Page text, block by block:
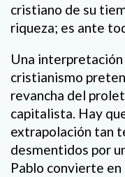
cristiano de su
riqueza; es ante
Una
cristianismo
revancha del
capitalista. Hay
extrapolación tan
desmentidos por
Pablo convierte